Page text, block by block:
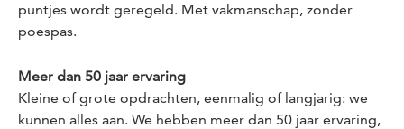
puntjes wordt geregeld. Met vakmanschap, zonder
poespas.
Meer dan 50 jaar ervaring
Kleine of grote opdrachten, eenmalig of langjarig: we
kunnen alles aan. We hebben meer dan 50 jaar ervaring,